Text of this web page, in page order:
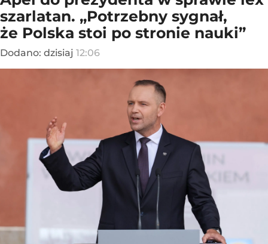
szarlatan. „Potrzebny sygnał,
że Polska stoi po stronie nauki”
Dodano: dzisiaj 12:06